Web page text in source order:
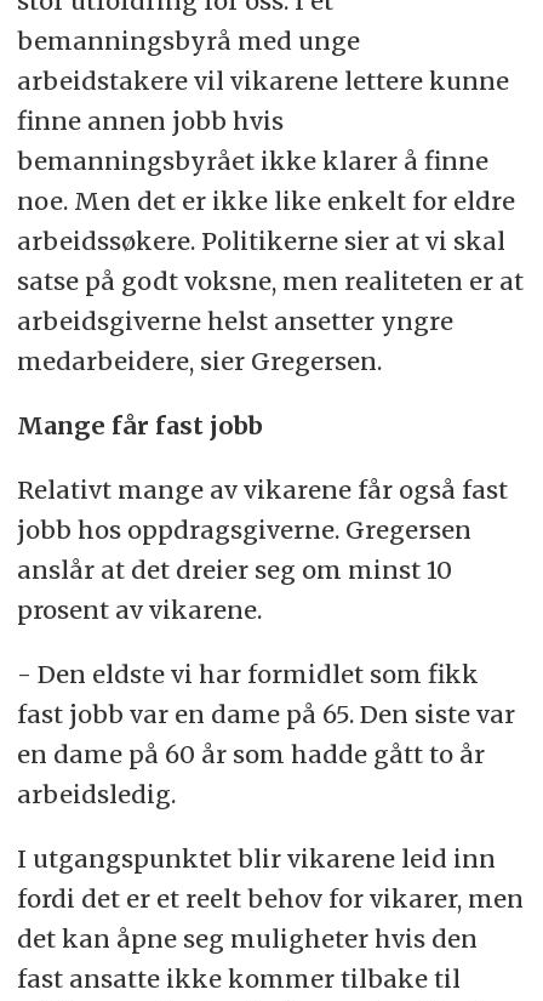
bemanningsbyrå med unge
arbeidstakere vil vikarene lettere kunne
finne annen jobb hvis
bemanningsbyrået ikke klarer å finne
noe. Men det er ikke like enkelt for eldre
arbeidssøkere. Politikerne sier at vi skal
satse på godt voksne, men realiteten er at
arbeidsgiverne helst ansetter yngre
medarbeidere, sier Gregersen.
Mange får fast jobb
Relativt mange av vikarene får også fast
jobb hos oppdragsgiverne. Gregersen
anslår at det dreier seg om minst 10
prosent av vikarene.
- Den eldste vi har formidlet som fikk
fast jobb var en dame på 65. Den siste var
en dame på 60 år som hadde gått to år
arbeidsledig.
I utgangspunktet blir vikarene leid inn
fordi det er et reelt behov for vikarer, men
det kan åpne seg muligheter hvis den
fast ansatte ikke kommer tilbake til